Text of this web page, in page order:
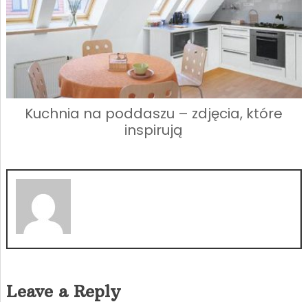
Kuchnia na poddaszu – zdjęcia, które
inspirują
Leave a Reply